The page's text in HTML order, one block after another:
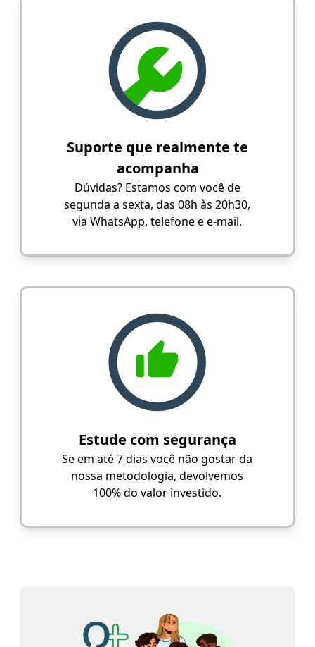
Suporte que realmente te
acompanha
Dúvidas? Estamos com você de
segunda a sexta, das 08h às 20h30,
via WhatsApp, telefone e e-mail.
Estude com segurança
Se em até 7 dias você não gostar da
nossa metodologia, devolvemos
100% do valor investido.